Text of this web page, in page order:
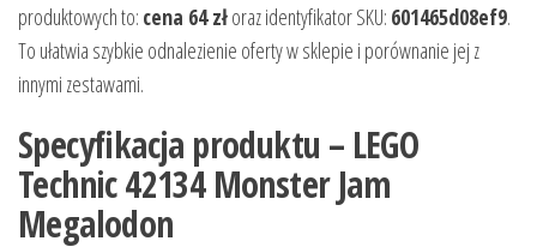
produktowych to: cena 64 złoraz identyfikator SKU: 601465d08ef9.
To ułatwia szybkie odnalezienie oferty w sklepie i porównanie jej z
innymi zestawami.
Specyfikacja produktu – LEGO
Technic 42134 Monster Jam
Megalodon